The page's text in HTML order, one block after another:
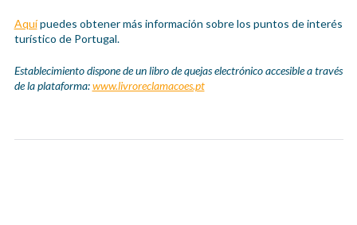
Aquípuedes obtener más información sobre los puntos de interés
turístico de Portugal.
Establecimiento dispone de un libro de quejas electrónico accesible a través
de la plataforma:www.livroreclamacoes.pt